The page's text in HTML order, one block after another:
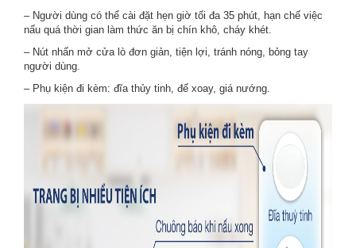
– Người dùng có thể cài đặt hẹn giờ tối đa 35 phút, hạn chế việc
nấu quá thời gian làm thức ăn bị chín khô, cháy khét.
– Nút nhấn mở cửa lò đơn giản, tiện lợi, tránh nóng, bỏng tay
người dùng.
– Phụ kiện đi kèm: đĩa thủy tinh, đế xoay, giá nướng.